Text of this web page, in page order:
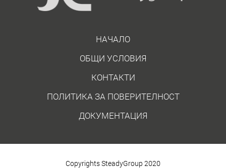
НАЧАЛО
ОБЩИ УСЛОВИЯ
КОНТАКТИ
ПОЛИТИКА ЗА ПОВЕРИТЕЛНОСТ
ДОКУМЕНТАЦИЯ
Copyrights SteadyGroup 2020